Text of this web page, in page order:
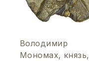
Володимир
Мономах, князь,